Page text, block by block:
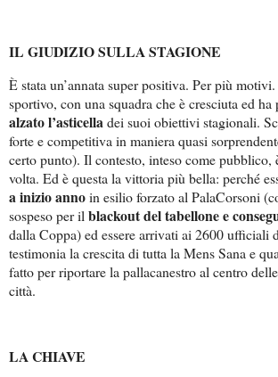
IL GIUDIZIO SULLA STAGIONE
È stata un’annata super positiva. Per più
sportivo, con una squadra che è cresciuta ed ha
alzato l’asticelladei suoi obiettivi stagionali.
forte e competitiva in maniera quasi
certo punto). Il contesto, inteso come pubblico,
volta. Ed è questa la vittoria più bella: perché
a inizio annoin esilio forzato al PalaCorsoni
sospeso per il blackout del tabellone e
dalla Coppa) ed essere arrivati ai 2600 ufficiali
testimonia la crescita di tutta la Mens Sana e
fatto per riportare la pallacanestro al centro
città.
LA CHIAVE